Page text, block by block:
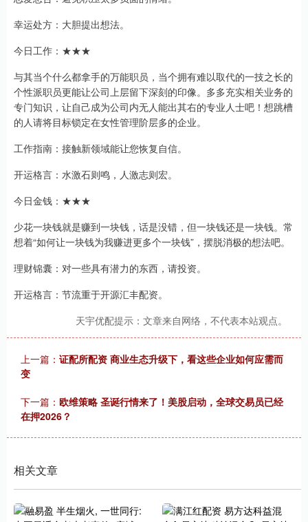
幸运处方：大胆提出想法。
今日工作：★★★
与其当个什么都拿手的万能职员，当个拥有难以取代的一技之长的
个性派职员更能让公司上层留下深刻的印像。多多充实相关业务的
专门知识，让自己成为公司内无人能出其右的专业人士吧！想跳槽
的人请将目标锁定在女性管理阶层多的企业。
工作指南：接触新领域能让您恢复自信。
开运格言：水激石则鸣，人激志则宏。
今日金钱：★★★
少花一块钱就是赚到一块钱，话是没错，但一块钱还是一块钱。常
想着“如何让一块钱为我赚进更多个一块钱”，摆脱消极的想法吧。
理财锦囊：对一些具有潜力的东西，请投资。
开运格言：节流重于开源汇丰配资。
天宇优配提示：文章来自网络，不代表本站观点。
上一篇： 证配所配资 商业生态升级下，看这些企业如何应需而
变
下一篇： 欧维策略 圣诞行情来了！美股启动，全球交易员已经
在押2026？
相关文章